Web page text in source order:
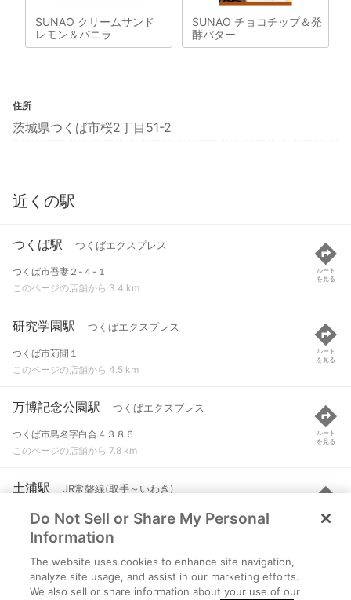
SUNAO クリームサンド
レモン＆バニラ
SUNAO チョコチップ＆発
酵バター
住所
茨城県つくば市桜2丁目51-2
近くの駅
つくば駅 つくばエクスプレス
つくば市吾妻２-４-１
このページの店舗から 3.4 km
ルート
を見る
研究学園駅 つくばエクスプレス
つくば市苅間１
このページの店舗から 4.5 km
ルート
を見る
万博記念公園駅 つくばエクスプレス
つくば市島名字白合４３８６
このページの店舗から 7.8 km
ルート
を見る
土浦駅 JR常磐線(取手～いわき)
土浦市有明町
このページの店舗から 9.2 km
ルート
を見る
荒川沖駅 JR常磐線(取手～いわき)
土浦市大字荒川沖東２
Do Not Sell or Share My Personal
Information
The website uses cookies to enhance site navigation,
analyze site usage, and assist in our marketing efforts.
We also sell or share information about your use of our